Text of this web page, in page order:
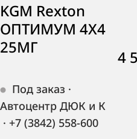
KGM Rexton
ОПТИМУМ 4X4
25МГ
Под заказ ·
Автоцентр ДЮК и К
· +7 (3842) 558-600
4